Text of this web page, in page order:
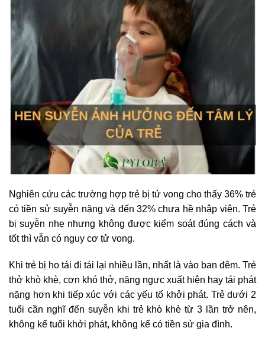
Nghiên cứu các trường hợp trẻ bị tử vong cho thấy 36% trẻ
có tiền sử suyễn nặng và đến 32% chưa hề nhập viện. Trẻ
bị suyễn nhẹ nhưng không được kiểm soát đúng cách và
tốt thì vẫn có nguy cơ tử vong.
Khi trẻ bị ho tái đi tái lại nhiều lần, nhất là vào ban đêm. Trẻ
thở khò khè, cơn khó thở, nặng ngực xuất hiện hay tái phát
nặng hơn khi tiếp xúc với các yếu tố khởi phát. Trẻ dưới 2
tuổi cần nghĩ đến suyễn khi trẻ khò khè từ 3 lần trở nên,
không kể tuổi khởi phát, không kể có tiền sử gia đình.